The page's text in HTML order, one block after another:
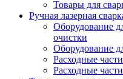
Товары для
Ручная лазерная
Оборудование
очистки
Оборудование
Расходные
Расходные